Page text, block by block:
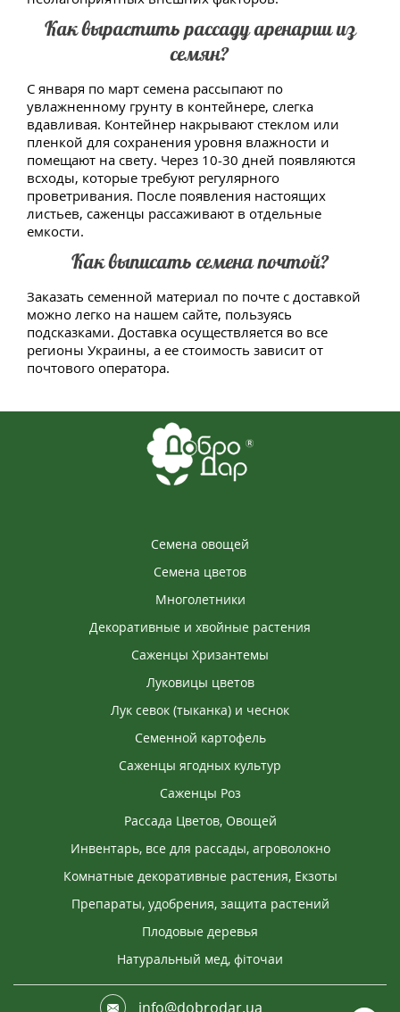
Как вырастить рассаду аренарии из
семян?
С января по март семена рассыпают по
увлажненному грунту в контейнере, слегка
вдавливая. Контейнер накрывают стеклом или
пленкой для сохранения уровня влажности и
помещают на свету. Через 10-30 дней появляются
всходы, которые требуют регулярного
проветривания. После появления настоящих
листьев, саженцы рассаживают в отдельные
емкости.
Как выписать семена почтой?
Заказать семенной материал по почте с доставкой
можно легко на нашем сайте, пользуясь
подсказками. Доставка осуществляется во все
регионы Украины, а ее стоимость зависит от
почтового оператора.
Семена овощей
Семена цветов
Многолетники
Декоративные и хвойные растения
Саженцы Хризантемы
Луковицы цветов
Лук севок (тыканка) и чеснок
Семенной картофель
Саженцы ягодных культур
Саженцы Роз
Рассада Цветов, Овощей
Инвентарь, все для рассады, агроволокно
Комнатные декоративные растения, Екзоты
Препараты, удобрения, защита растений
Плодовые деревья
Натуральный мед, фіточаи
info@dobrodar.ua